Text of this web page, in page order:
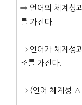
⇒ 언어의 체계성
를 가진다.
⇒ 언어가 체계성
조를 가진다.
⇒ (언어 체계성 ∧